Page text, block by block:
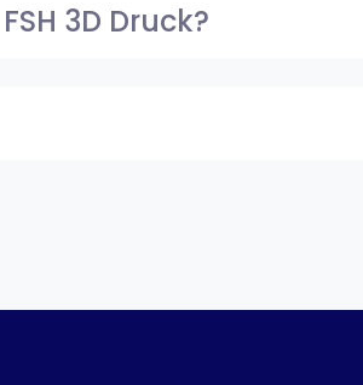
3D Druck?